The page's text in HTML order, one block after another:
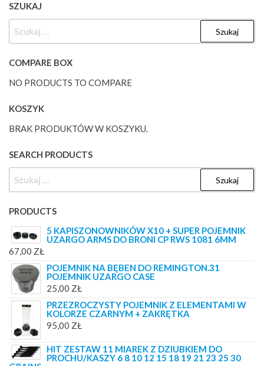
SZUKAJ
COMPARE BOX
NO PRODUCTS TO COMPARE
KOSZYK
BRAK PRODUKTÓW W KOSZYKU.
SEARCH PRODUCTS
PRODUCTS
5 KAPISZONOWNIKÓW X10 + SUPER POJEMNIK
UZARGO ARMS DO BRONI CP RWS 1081 6MM
67,00 ZŁ
POJEMNIK NA BĘBEN DO REMINGTON.31
POJEMNIK UZARGO CASE
25,00 ZŁ
PRZEZROCZYSTY POJEMNIK Z ELEMENTAMI W
KOLORZE CZARNYM + ZAKRĘTKA
95,00 ZŁ
HIT ZESTAW 11 MIAREK Z DZIUBKIEM DO
PROCHU/KASZY 6 8 10 12 15 18 19 21 23 25 30